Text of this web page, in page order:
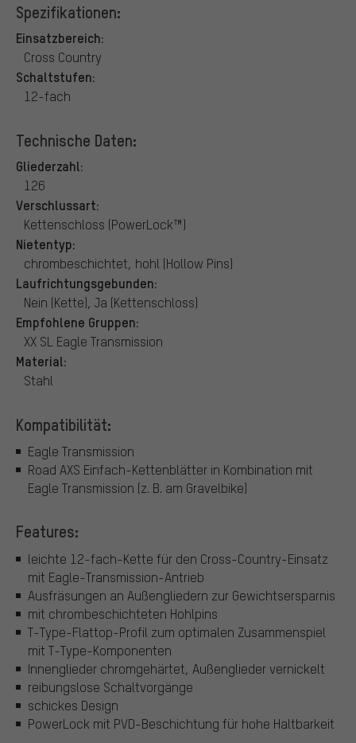
Spezifikationen:
Einsatzbereich:
Cross Country
Schaltstufen:
12-fach
Technische Daten:
Gliederzahl:
126
Verschlussart:
Kettenschloss (PowerLock™)
Nietentyp:
chrombeschichtet, hohl (Hollow Pins)
Laufrichtungsgebunden:
Nein (Kette), Ja (Kettenschloss)
Empfohlene Gruppen:
XX SL Eagle Transmission
Material:
Stahl
Kompatibilität:
Eagle Transmission
Road AXS Einfach-Kettenblätter in Kombination mit
Eagle Transmission (z. B. am Gravelbike)
Features:
leichte 12-fach-Kette für den Cross-Country-Einsatz
mit Eagle-Transmission-Antrieb
Ausfräsungen an Außengliedern zur Gewichtsersparnis
mit chrombeschichteten Hohlpins
T-Type-Flattop-Profil zum optimalen Zusammenspiel
mit T-Type-Komponenten
Innenglieder chromgehärtet, Außenglieder vernickelt
reibungslose Schaltvorgänge
schickes Design
PowerLock mit PVD-Beschichtung für hohe Haltbarkeit